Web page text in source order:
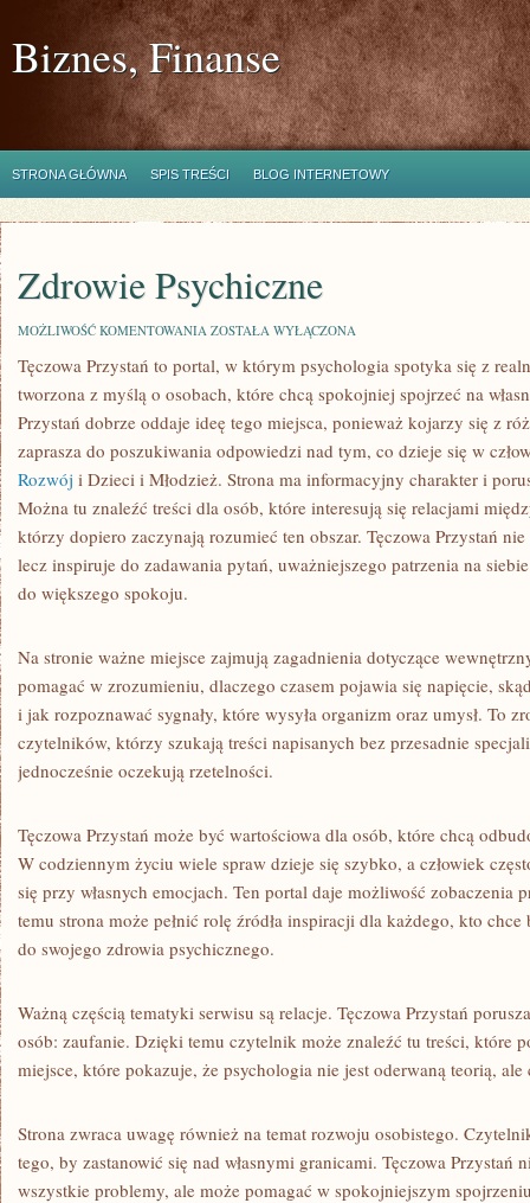
Biznes, Finanse
STRONA GŁÓWNA SPIS TREŚCI BLOG INTERNETOWY
Zdrowie Psychiczne
MOŻLIWOŚĆ KOMENTOWANIA ZDROWIE
ZOSTAŁA WYŁĄCZONA
Tęczowa Przystań to portal, w którym psychologia spotyka się z
tworzona z myślą o osobach, które chcą spokojniej spojrzeć na
Przystań dobrze oddaje ideę tego miejsca, ponieważ kojarzy się z
zaprasza do poszukiwania odpowiedzi nad tym, co dzieje się w
Rozwój i Dzieci i Młodzież. Strona ma informacyjny charakter i
Można tu znaleźć treści dla osób, które interesują się relacjami
którzy dopiero zaczynają rozumieć ten obszar. Tęczowa Przystań
lecz inspiruje do zadawania pytań, uważniejszego patrzenia na
do większego spokoju.
Na stronie ważne miejsce zajmują zagadnienia dotyczące
pomagać w zrozumieniu, dlaczego czasem pojawia się napięcie,
i jak rozpoznawać sygnały, które wysyła organizm oraz umysł. To
czytelników, którzy szukają treści napisanych bez przesadnie
jednocześnie oczekują rzetelności.
Tęczowa Przystań może być wartościowa dla osób, które chcą
W codziennym życiu wiele spraw dzieje się szybko, a człowiek
się przy własnych emocjach. Ten portal daje możliwość zobaczenia
temu strona może pełnić rolę źródła inspiracji dla każdego, kto
do swojego zdrowia psychicznego.
Ważną częścią tematyki serwisu są relacje. Tęczowa Przystań
osób: zaufanie. Dzięki temu czytelnik może znaleźć tu treści, które
miejsce, które pokazuje, że psychologia nie jest oderwaną teorią,
Strona zwraca uwagę również na temat rozwoju osobistego.
tego, by zastanowić się nad własnymi granicami. Tęczowa Przystań
wszystkie problemy, ale może pomagać w spokojniejszym